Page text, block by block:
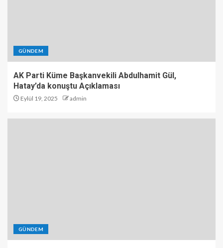
GÜNDEM
AK Parti Küme Başkanvekili Abdulhamit Gül,
Hatay’da konuştu Açıklaması
Eylül 19, 2025 admin
GÜNDEM